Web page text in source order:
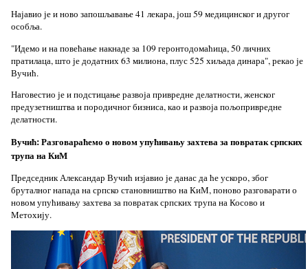
Најавио је и ново запошљавање 41 лекара, још 59 медицинског и другог
особља.
"Идемо и на повећање накнаде за 109 геронтодомаћица, 50 личних
пратилаца, што је додатних 63 милиона, плус 525 хиљада динара", рекао је
Вучић.
Наговестио је и подстицање развоја привредне делатности, женског
предузетништва и породичног бизниса, као и развоја пољопривредне
делатности.
Вучић: Разговараћемо о новом упућивању захтева за повратак српских
трупа на КиМ
Председник Александар Вучић изјавио је данас да ће ускоро, због
бруталног напада на српско становништво на КиМ, поново разговарати о
новом упућивању захтева за повратак српских трупа на Косово и
Метохију.